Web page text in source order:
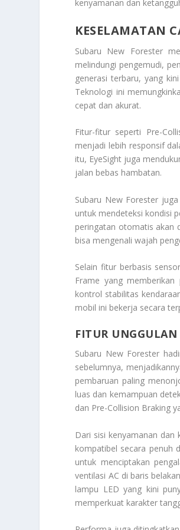
kenyamanan dan
KESELAMATAN
Subaru New Forester
melindungi pengemudi,
generasi terbaru, yang
Teknologi ini
cepat dan akurat.
Fitur-fitur seperti Pre-
menjadi lebih responsif
itu, EyeSight juga
jalan bebas hambatan.
Subaru New Forester
untuk mendeteksi kondisi
peringatan otomatis akan
bisa mengenali wajah
Selain fitur berbasis
Frame yang
kontrol stabilitas
mobil ini bekerja secara
FITUR UNGGULAN
Subaru New Forester
sebelumnya,
pembaruan paling
luas dan kemampuan
dan Pre-Collision Braking
Dari sisi kenyamanan
kompatibel secara penuh
untuk menciptakan
ventilasi AC di baris
lampu LED yang kini
memperkuat karakter